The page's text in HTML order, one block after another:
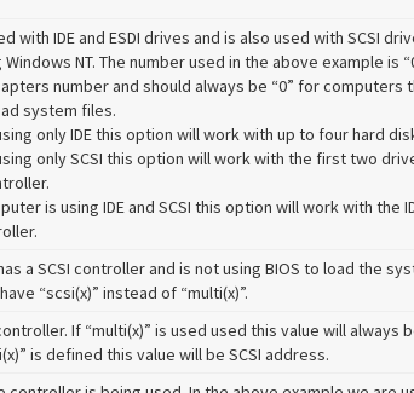
with IDE and ESDI drives and is also used with SCSI
NT. The number used in the above example is
number and should always be “0” for computers
system files.
only IDE this option will work with up to four hard
only SCSI this option will work with the first two
is using IDE and SCSI this option will work with the
a SCSI controller and is not using BIOS to load the
“scsi(x)” instead of “multi(x)”.
If “multi(x)” is used used this value will always
is defined this value will be SCSI address.